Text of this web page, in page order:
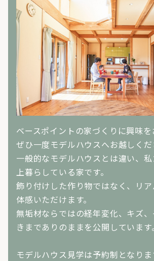
ベースポイントの家づくりに興味
ぜひ一度モデルハウスへお越しくだ
一般的なモデルハウスとは違い、
上暮らしている家です。
飾り付けした作り物ではなく、リ
体感いただけます。
無垢材ならではの経年変化、キズ
きまでありのままを公開しています。
モデルハウス見学は予約制となり